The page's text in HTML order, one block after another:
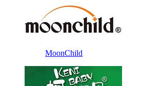
MoonChild